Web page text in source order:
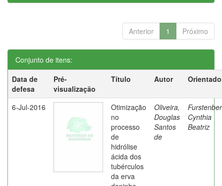
Anterior 1 Próximo
Conjunto de itens:
Data de
defesa
Pré-
visualização
Título Autor
6-Jul-2016
Otimização
no
processo
de
hidrólise
ácida dos
tubérculos
da erva
Oliveira,
Douglas
Santos
de
Cynthia
Beatriz